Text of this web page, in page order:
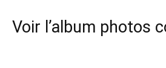
Voir l’album photos